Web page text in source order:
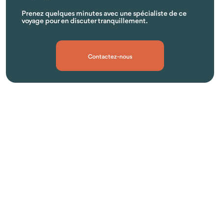
Prenez quelques minutes avec une spécialiste de ce
voyage pour en discuter tranquillement.
Contactez-nous